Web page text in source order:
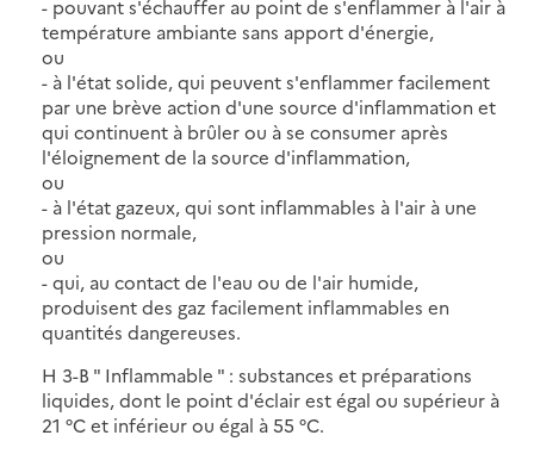
- pouvant s'échauffer au point de s'enflammer à l'air à
température ambiante sans apport d'énergie,
ou
- à l'état solide, qui peuvent s'enflammer facilement
par une brève action d'une source d'inflammation et
qui continuent à brûler ou à se consumer après
l'éloignement de la source d'inflammation,
ou
- à l'état gazeux, qui sont inflammables à l'air à une
pression normale,
ou
- qui, au contact de l'eau ou de l'air humide,
produisent des gaz facilement inflammables en
quantités dangereuses.
H 3-B " Inflammable " : substances et préparations
liquides, dont le point d'éclair est égal ou supérieur à
21 °C et inférieur ou égal à 55 °C.